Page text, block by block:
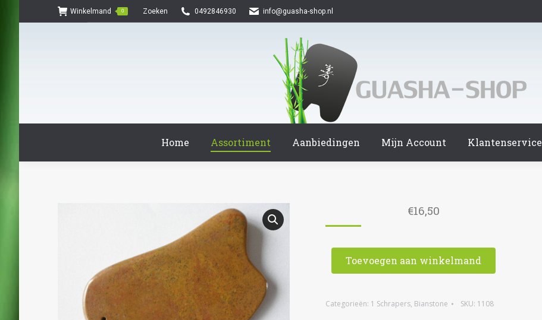
Winkelmand 0 Search:
Zoeken 0492846930 info@guasha-shop.nl
Home Assortiment Aanbiedingen Mijn Account Klantenservice
€16,50
Toevoegen aan winkelmand
Categorieën: 1 Schrapers, Bianstone SKU: 1108